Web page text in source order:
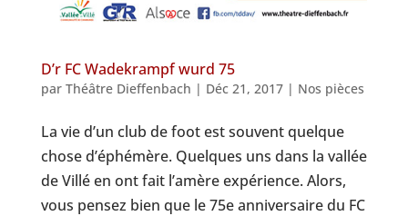
D’r FC Wadekrampf wurd 75
par Théâtre Dieffenbach | Déc 21, 2017| Nos pièces
La vie d’un club de foot est souvent quelque
chose d’éphémère. Quelques uns dans la vallée
de Villé en ont fait l’amère expérience. Alors,
vous pensez bien que le 75e anniversaire du FC